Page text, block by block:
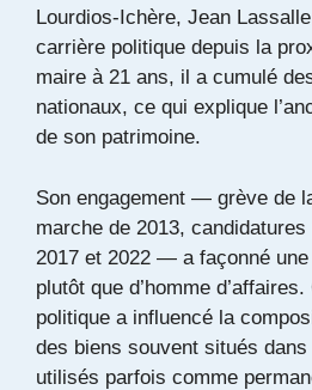
Lourdios-Ichère, Jean
carrière politique depuis la
maire à 21 ans, il a cumulé
nationaux, ce qui explique
de son patrimoine.
Son engagement — grève de
marche de 2013,
2017 et 2022 — a façonné une
plutôt que d’homme
politique a influencé la
des biens souvent situés
utilisés parfois comme